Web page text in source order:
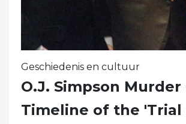
Geschiedenis en cultuur
O.J. Simpson Murder
Timeline of the